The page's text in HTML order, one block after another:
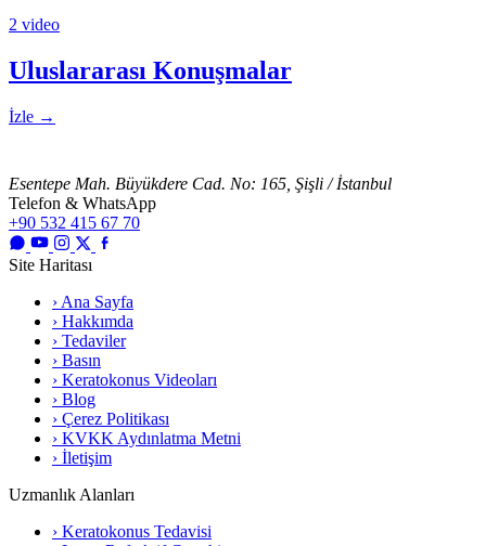
2 video
Uluslararası Konuşmalar
İzle →
Esentepe Mah. Büyükdere Cad. No: 165, Şişli / İstanbul
Telefon & WhatsApp
+90 532 415 67 70
Site Haritası
› Ana Sayfa
› Hakkımda
› Tedaviler
› Basın
› Keratokonus Videoları
› Blog
› Çerez Politikası
› KVKK Aydınlatma Metni
› İletişim
Uzmanlık Alanları
› Keratokonus Tedavisi